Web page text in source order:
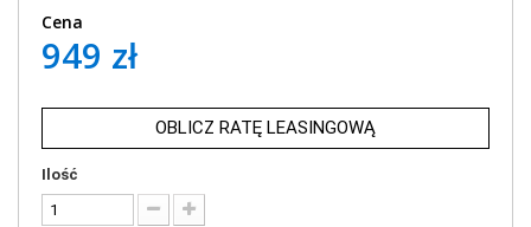
Cena
949 zł
OBLICZ RATĘ LEASINGOWĄ
Ilość